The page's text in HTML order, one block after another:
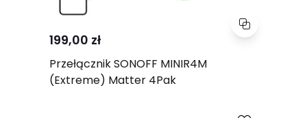
199,00 zł
Przełącznik SONOFF MINIR4M
(Extreme) Matter 4Pak